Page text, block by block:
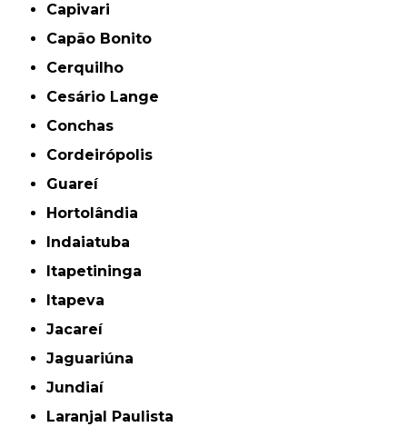
Capivari
Capão Bonito
Cerquilho
Cesário Lange
Conchas
Cordeirópolis
Guareí
Hortolândia
Indaiatuba
Itapetininga
Itapeva
Jacareí
Jaguariúna
Jundiaí
Laranjal Paulista